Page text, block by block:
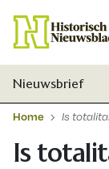
Nieuwsbrief
Home Is
Is